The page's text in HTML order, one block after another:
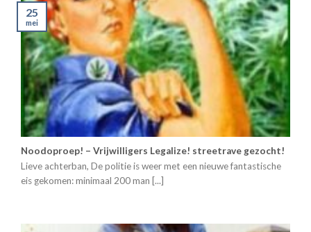
Noodoproep! – Vrijwilligers Legalize! streetrave gezocht!
Lieve achterban, De politie is weer met een nieuwe fantastische
eis gekomen: minimaal 200 man [...]
25
mei